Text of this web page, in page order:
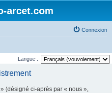
arcet.com
Connexion
Langue :
(désigné ci-après par « nous »,